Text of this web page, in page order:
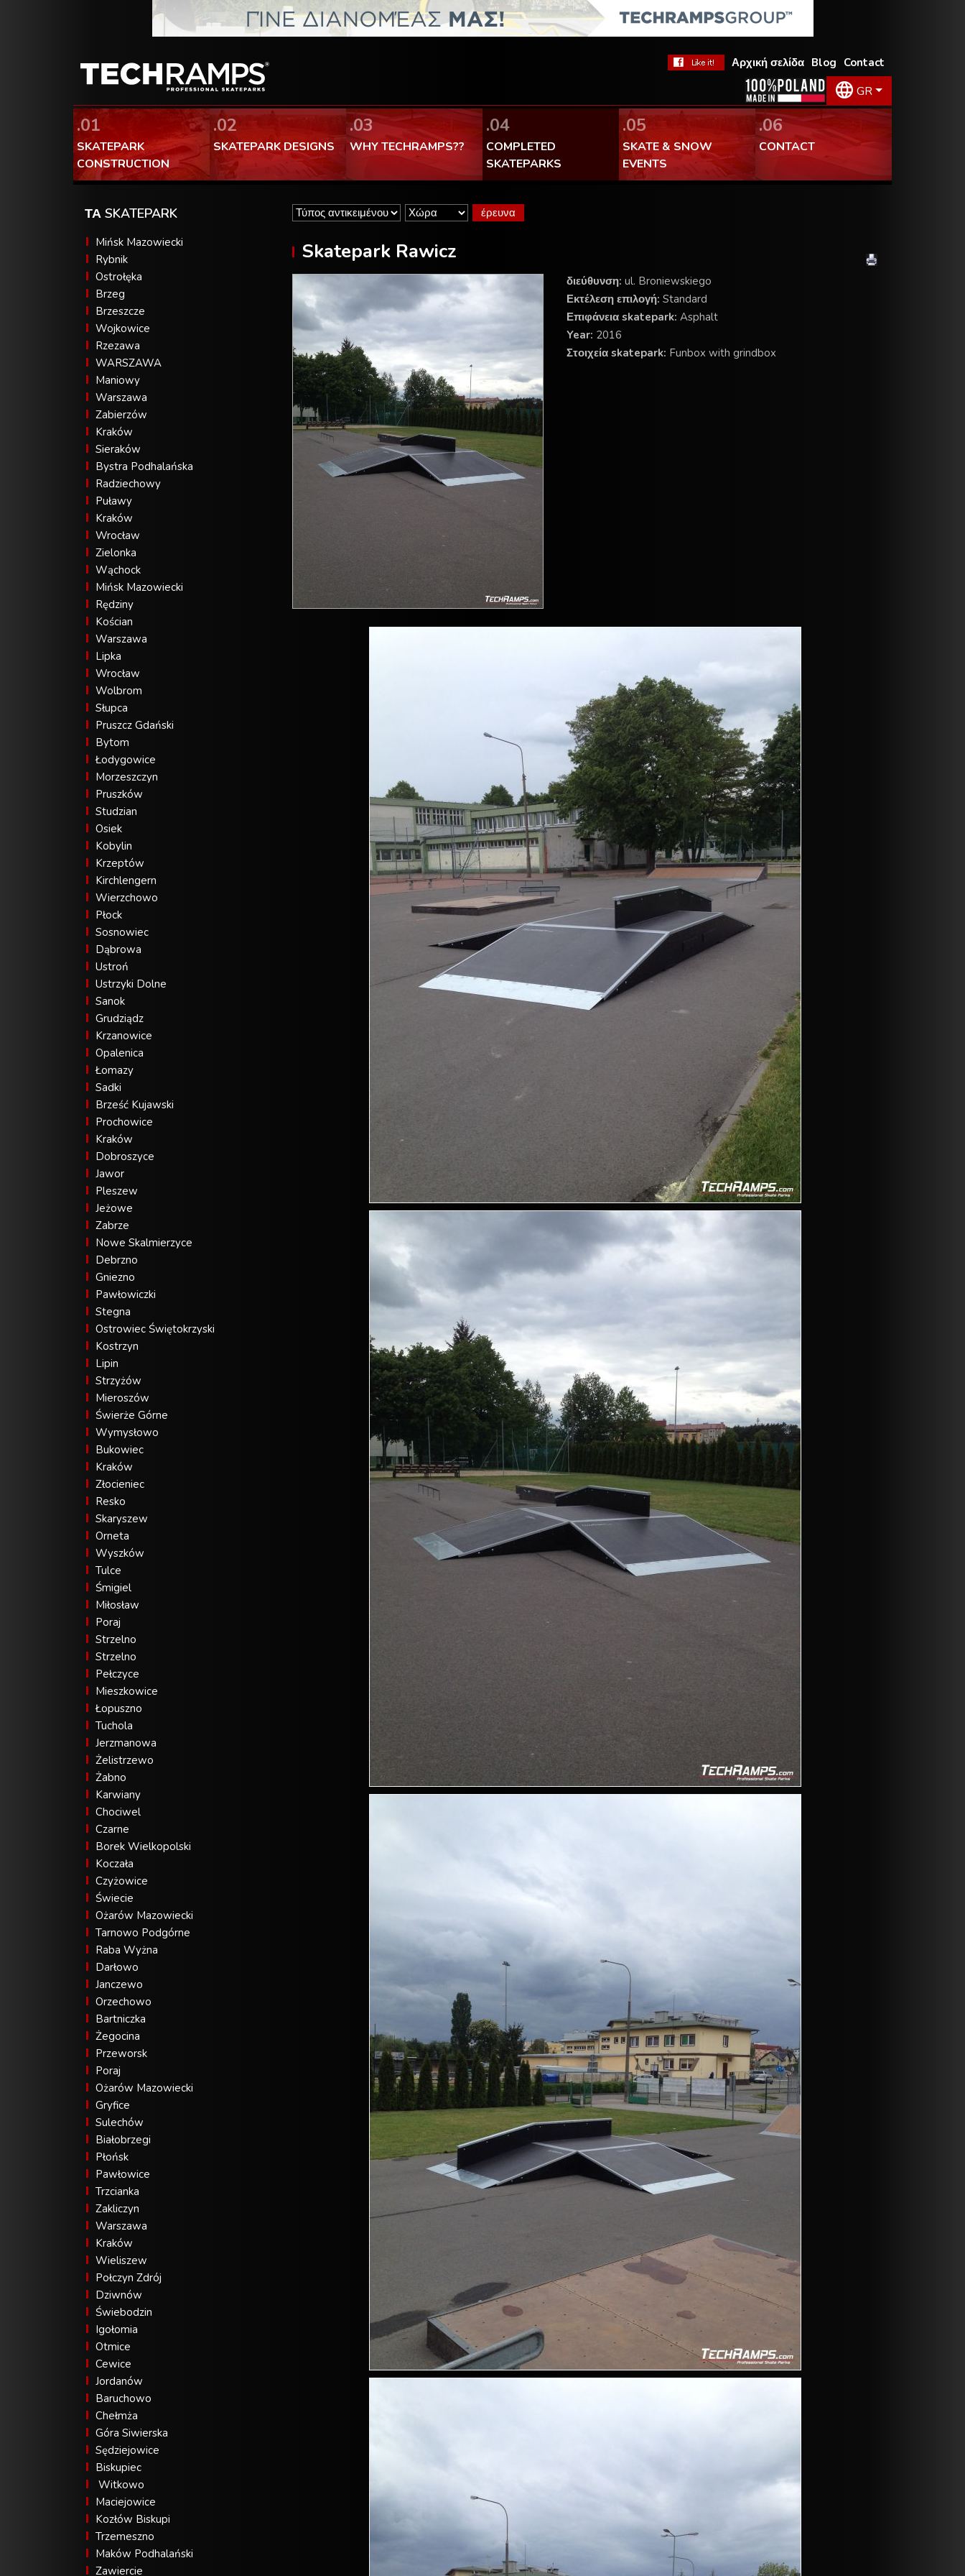
Contact
Blog
Αρχική σελίδα
GR
.01
SKATEPARK
CONSTRUCTION
.02
SKATEPARK DESIGNS
.03
WHY TECHRAMPS??
.04
COMPLETED
SKATEPARKS
.05
SKATE & SNOW
EVENTS
.06
CONTACT
ΤΑ SKATEPARK
Mińsk Mazowiecki
Rybnik
Ostrołęka
Brzeg
Brzeszcze
Wojkowice
Rzezawa
WARSZAWA
Maniowy
Warszawa
Zabierzów
Kraków
Sieraków
Bystra Podhalańska
Radziechowy
Puławy
Kraków
Wrocław
Zielonka
Wąchock
Mińsk Mazowiecki
Rędziny
Kościan
Warszawa
Lipka
Wrocław
Wolbrom
Słupca
Pruszcz Gdański
Bytom
Łodygowice
Morzeszczyn
Pruszków
Studzian
Osiek
Kobylin
Krzeptów
Kirchlengern
Wierzchowo
Płock
Sosnowiec
Dąbrowa
Ustroń
Ustrzyki Dolne
Sanok
Grudziądz
Krzanowice
Opalenica
Łomazy
Sadki
Brześć Kujawski
Prochowice
Kraków
Dobroszyce
Jawor
Pleszew
Jeżowe
Zabrze
Nowe Skalmierzyce
Debrzno
Gniezno
Pawłowiczki
Stegna
Ostrowiec Świętokrzyski
Kostrzyn
Lipin
Strzyżów
Mieroszów
Świerże Górne
Wymysłowo
Bukowiec
Kraków
Złocieniec
Resko
Skaryszew
Orneta
Wyszków
Tulce
Śmigiel
Miłosław
Poraj
Strzelno
Strzelno
Pełczyce
Mieszkowice
Łopuszno
Tuchola
Jerzmanowa
Żelistrzewo
Żabno
Karwiany
Chociwel
Czarne
Borek Wielkopolski
Koczała
Czyżowice
Świecie
Ożarów Mazowiecki
Tarnowo Podgórne
Raba Wyżna
Darłowo
Janczewo
Orzechowo
Bartniczka
Żegocina
Przeworsk
Poraj
Ożarów Mazowiecki
Gryfice
Sulechów
Białobrzegi
Płońsk
Pawłowice
Trzcianka
Zakliczyn
Warszawa
Kraków
Wieliszew
Połczyn Zdrój
Dziwnów
Świebodzin
Igołomia
Otmice
Cewice
Jordanów
Baruchowo
Chełmża
Góra Siwierska
Sędziejowice
Biskupiec
Witkowo
Maciejowice
Kozłów Biskupi
Trzemeszno
Maków Podhalański
Zawiercie
Skatepark Rawicz
διεύθυνση: ul. Broniewskiego
Εκτέλεση επιλογή: Standard
Επιφάνεια skatepark: Asphalt
Year: 2016
Στοιχεία skatepark: Funbox with grindbox